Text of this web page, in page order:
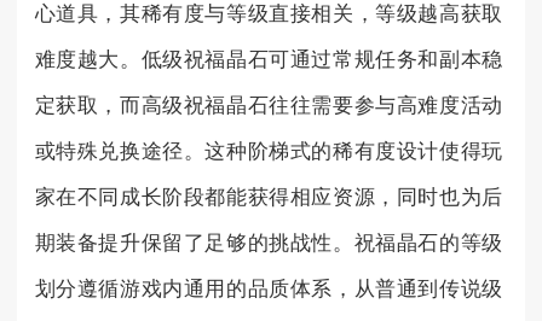
心道具，其稀有度与等级直接相关，等级越高获取
难度越大。低级祝福晶石可通过常规任务和副本稳
定获取，而高级祝福晶石往往需要参与高难度活动
或特殊兑换途径。这种阶梯式的稀有度设计使得玩
家在不同成长阶段都能获得相应资源，同时也为后
期装备提升保留了足够的挑战性。祝福晶石的等级
划分遵循游戏内通用的品质体系，从普通到传说级